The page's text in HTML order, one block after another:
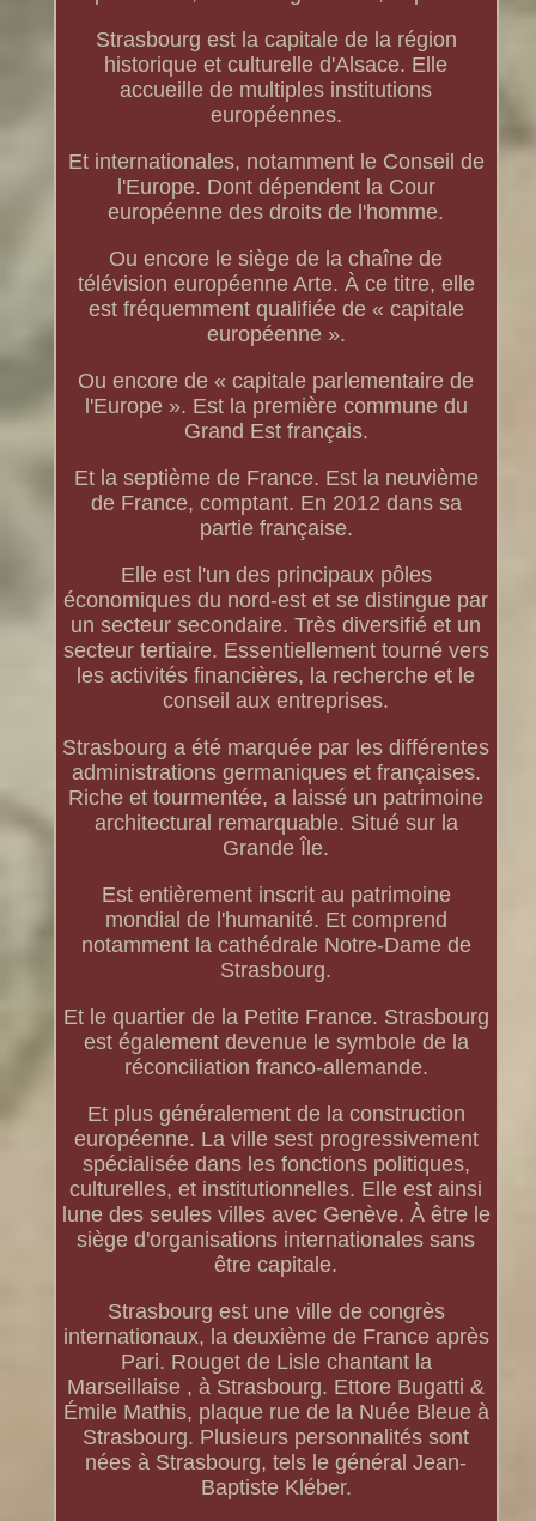
Strasbourg est la capitale de la région
historique et culturelle d'Alsace. Elle
accueille de multiples institutions
européennes.
Et internationales, notamment le Conseil de
l'Europe. Dont dépendent la Cour
européenne des droits de l'homme.
Ou encore le siège de la chaîne de
télévision européenne Arte. À ce titre, elle
est fréquemment qualifiée de « capitale
européenne ».
Ou encore de « capitale parlementaire de
l'Europe ». Est la première commune du
Grand Est français.
Et la septième de France. Est la neuvième
de France, comptant. En 2012 dans sa
partie française.
Elle est l'un des principaux pôles
économiques du nord-est et se distingue par
un secteur secondaire. Très diversifié et un
secteur tertiaire. Essentiellement tourné vers
les activités financières, la recherche et le
conseil aux entreprises.
Strasbourg a été marquée par les différentes
administrations germaniques et françaises.
Riche et tourmentée, a laissé un patrimoine
architectural remarquable. Situé sur la
Grande Île.
Est entièrement inscrit au patrimoine
mondial de l'humanité. Et comprend
notamment la cathédrale Notre-Dame de
Strasbourg.
Et le quartier de la Petite France. Strasbourg
est également devenue le symbole de la
réconciliation franco-allemande.
Et plus généralement de la construction
européenne. La ville sest progressivement
spécialisée dans les fonctions politiques,
culturelles, et institutionnelles. Elle est ainsi
lune des seules villes avec Genève. À être le
siège d'organisations internationales sans
être capitale.
Strasbourg est une ville de congrès
internationaux, la deuxième de France après
Pari. Rouget de Lisle chantant la
Marseillaise , à Strasbourg. Ettore Bugatti &
Émile Mathis, plaque rue de la Nuée Bleue à
Strasbourg. Plusieurs personnalités sont
nées à Strasbourg, tels le général Jean-
Baptiste Kléber.